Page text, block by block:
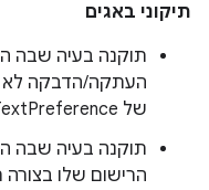
תיקוני באגים
תוקנה בעיה שבה
העתקה/הדבקה לא
של EditTextPreference
תוקנה בעיה שבה
הרישום שלו